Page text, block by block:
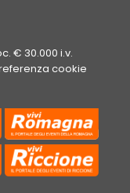
€ 30.000 i.v.
cookie